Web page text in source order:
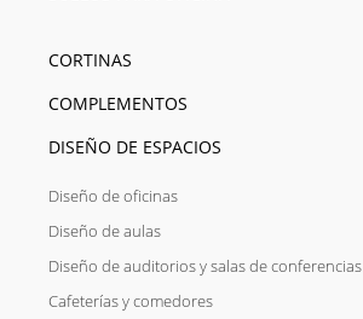
CORTINAS
COMPLEMENTOS
DISEÑO DE ESPACIOS
Diseño de oficinas
Diseño de aulas
Diseño de auditorios y salas de conferencias
Cafeterías y comedores